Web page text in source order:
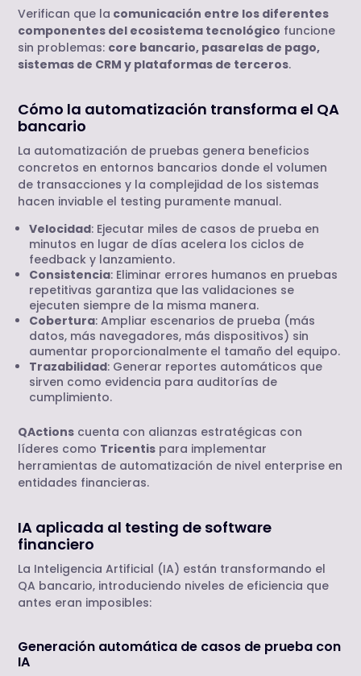
Verifican que la comunicación entre los diferentes
componentes del ecosistema tecnológico funcione
sin problemas: core bancario, pasarelas de pago,
sistemas de CRM y plataformas de terceros.
Cómo la automatización transforma el QA
bancario
La automatización de pruebas genera beneficios
concretos en entornos bancarios donde el volumen
de transacciones y la complejidad de los sistemas
hacen inviable el testing puramente manual.
Velocidad: Ejecutar miles de casos de prueba en
minutos en lugar de días acelera los ciclos de
feedback y lanzamiento.
Consistencia: Eliminar errores humanos en pruebas
repetitivas garantiza que las validaciones se
ejecuten siempre de la misma manera.
Cobertura: Ampliar escenarios de prueba (más
datos, más navegadores, más dispositivos) sin
aumentar proporcionalmente el tamaño del equipo.
Trazabilidad: Generar reportes automáticos que
sirven como evidencia para auditorías de
cumplimiento.
QActions cuenta con alianzas estratégicas con
líderes como Tricentis para implementar
herramientas de automatización de nivel enterprise en
entidades financieras.
IA aplicada al testing de software
financiero
La Inteligencia Artificial (IA) están transformando el
QA bancario, introduciendo niveles de eficiencia que
antes eran imposibles:
Generación automática de casos de prueba con
IA